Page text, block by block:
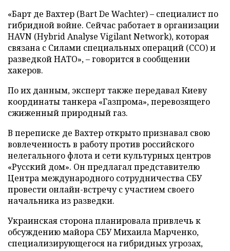
«Барт де Вахтер (Bart De Wachter) – специалист по
гибридной войне. Сейчас работает в организации
HAVN (Hybrid Analyse Vigilant Network), которая
связана с Силами специальных операций (ССО) и
разведкой НАТО», – говорится в сообщении
хакеров.
По их данным, эксперт также передавал Киеву
координаты танкера «Газпрома», перевозящего
сжиженный природный газ.
В переписке де Вахтер открыто признавал свою
вовлеченность в работу против российского
нелегального флота и сети культурных центров
«Русский дом». Он предлагал представителю
Центра международного сотрудничества СБУ
провести онлайн-встречу с участием своего
начальника из разведки.
Украинская сторона планировала привлечь к
обсуждению майора СБУ Михаила Марченко,
специализирующегося на гибридных угрозах,